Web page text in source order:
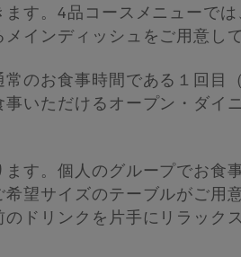
す。4品コースメニューでは
インディッシュをご用意し
のお食事時間である１回目
いただけるオープン・ダイ
す。個人のグループでお食
望サイズのテーブルがご用
ドリンクを片手にリラック